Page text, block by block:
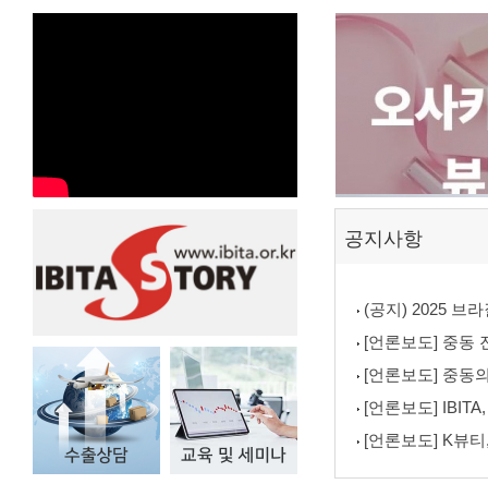
공지사항
(공지) 2025 브
[언론보도] 중동
[언론보도] 중동
[언론보도]
[언론보도] K뷰